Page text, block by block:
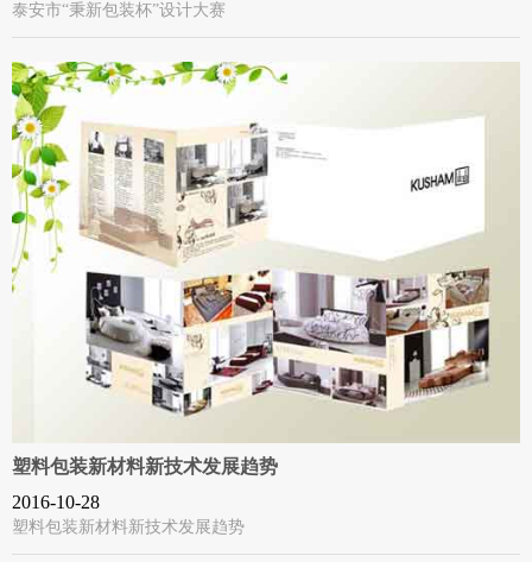
泰安市“秉新包装杯”设计大赛
塑料包装新材料新技术发展趋势
2016-10-28
塑料包装新材料新技术发展趋势